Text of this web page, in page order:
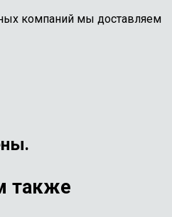
компаний мы доставляем
также